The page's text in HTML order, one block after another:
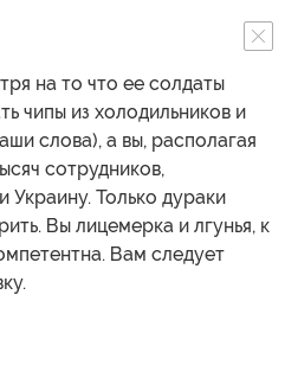
на то что ее солдаты
чипы из холодильников и
слова), а вы, располагая
сотрудников,
Украину. Только дураки
Вы лицемерка и лгунья, к
Вам следует